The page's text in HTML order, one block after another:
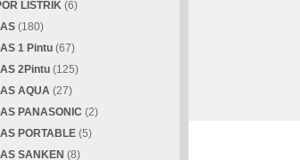
LISTRIK (6)
(180)
1 Pintu (67)
2Pintu (125)
AQUA (27)
PANASONIC (2)
PORTABLE (5)
SANKEN (8)